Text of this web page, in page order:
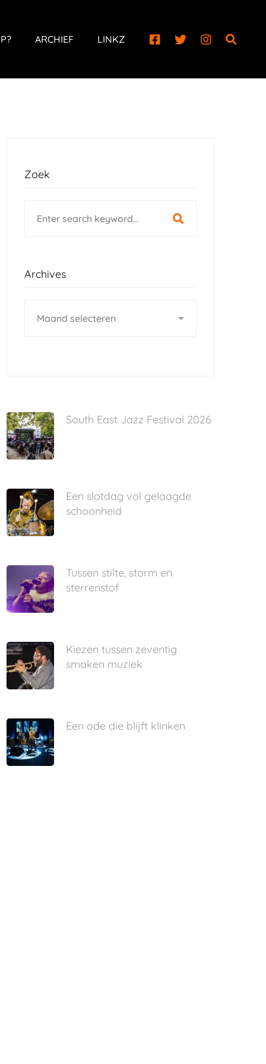
ARCHIEF LINKZ
Zoek
for:
Archives
South East Jazz Festival 2026
Een slotdag vol gelaagde
schoonheid
Tussen stilte, storm en
sterrenstof
Kiezen tussen zeventig
smaken muziek
Een ode die blijft klinken